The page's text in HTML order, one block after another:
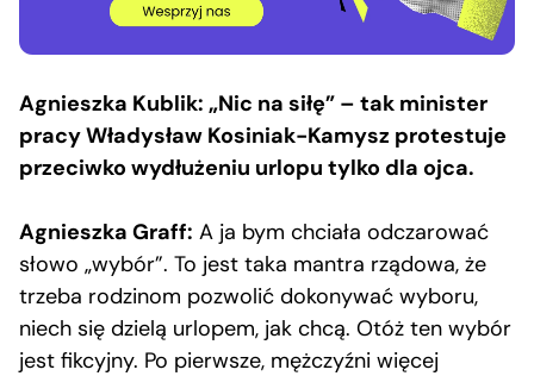
Agnieszka Kublik: „Nic na siłę” – tak minister
pracy Władysław Kosiniak-Kamysz protestuje
przeciwko wydłużeniu urlopu tylko dla ojca.
Agnieszka Graff: A ja bym chciała odczarować
słowo „wybór”. To jest taka mantra rządowa, że
trzeba rodzinom pozwolić dokonywać wyboru,
niech się dzielą urlopem, jak chcą. Otóż ten wybór
jest fikcyjny. Po pierwsze, mężczyźni więcej